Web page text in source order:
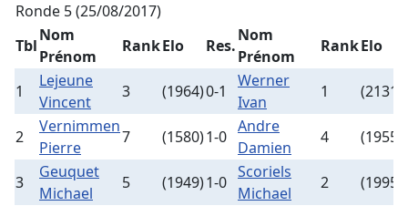
Ronde 5 (25/08/2017)
Tbl
Nom
Prénom
RankElo Res.
Nom
Prénom
RankElo
1
Lejeune
Vincent
3 (1964)0-1
Werner
Ivan
1 (2131)
2
Vernimmen
Pierre
7 (1580)1-0
Andre
Damien
4 (1955)
3
Geuquet
Michael
5 (1949)1-0
Scoriels
Michael
2 (1995)